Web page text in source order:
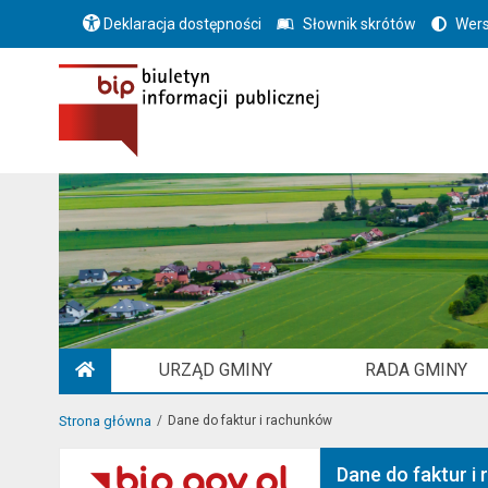
Deklaracja dostępności Słownik skrótów
URZĄD GMINY RADA GMINY
Strona główna Dane do faktur i rachunków
Dane do faktur i